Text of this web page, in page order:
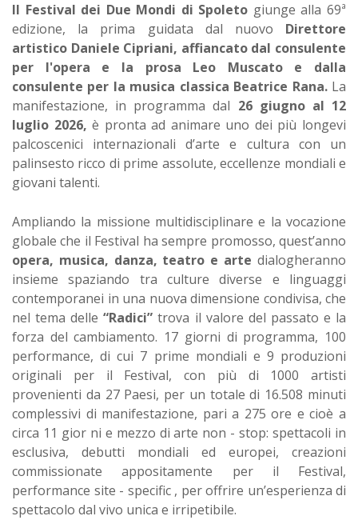
Il Festival dei Due Mondi di Spoleto giunge alla 69ª
edizione, la prima guidata dal nuovo Direttore
artistico Daniele Cipriani, affiancato dal consulente
per l'opera e la prosa Leo Muscato e dalla
consulente per la musica classica Beatrice Rana.La
manifestazione, in programma dal 26 giugno al 12
luglio 2026, è pronta ad animare uno dei più longevi
palcoscenici internazionali d’arte e cultura con un
palinsesto ricco di prime assolute, eccellenze mondiali e
giovani talenti.
Ampliando la missione multidisciplinare e la vocazione
globale che il Festival ha sempre promosso, quest’anno
opera, musica, danza, teatro e arte dialogheranno
insieme spaziando tra culture diverse e linguaggi
contemporanei in una nuova dimensione condivisa, che
nel tema delle “Radici” trova il valore del passato e la
forza del cambiamento. 17 giorni di programma, 100
performance, di cui 7 prime mondiali e 9 produzioni
originali per il Festival, con più di 1000 artisti
provenienti da 27 Paesi, per un totale di 16.508 minuti
complessivi di manifestazione, pari a 275 ore e cioè a
circa 11 gior ni e mezzo di arte non - stop: spettacoli in
esclusiva, debutti mondiali ed europei, creazioni
commissionate appositamente per il Festival,
performance site - specific , per offrire un’esperienza di
spettacolo dal vivo unica e irripetibile.